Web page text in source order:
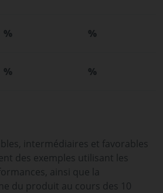
% %
% %
intermédiaires et favorables
des exemples utilisant les
ainsi que la
du produit au cours des 10